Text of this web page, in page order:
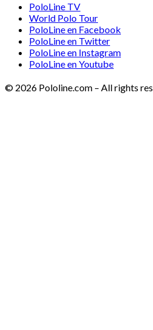
PoloLine TV
World Polo Tour
PoloLine en Facebook
PoloLine en Twitter
PoloLine en Instagram
PoloLine en Youtube
© 2026 Pololine.com – All rights